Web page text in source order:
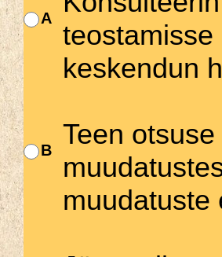
A
keskendun
B
Teen
muudatuste